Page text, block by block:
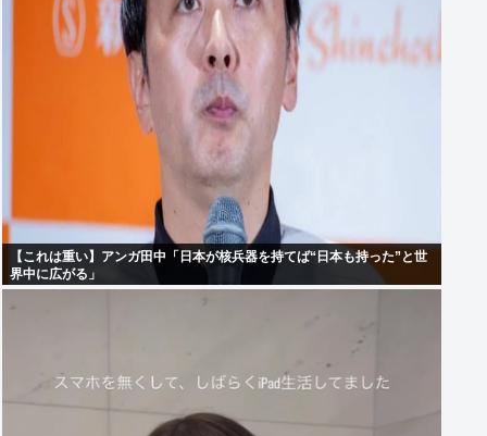
【これは重い】アンガ田中「日本が核兵器を持てば“日本も持った”と世
界中に広がる」